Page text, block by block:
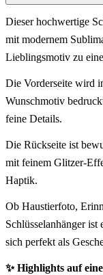
Dieser hochwertige
mit modernem
Lieblingsmotiv zu
Die Vorderseite wird
Wunschmotiv
feine Details.
Die Rückseite ist
mit feinem Glitzer-
Haptik.
Ob Haustierfoto,
Schlüsselanhänger
sich perfekt als
✨ Highlights auf